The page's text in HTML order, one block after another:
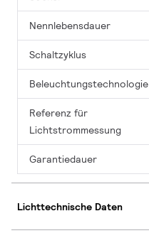
Nennlebensdauer
Schaltzyklus
Beleuchtungstechnologie
Referenz für
Lichtstrommessung
Garantiedauer
Lichttechnische Daten